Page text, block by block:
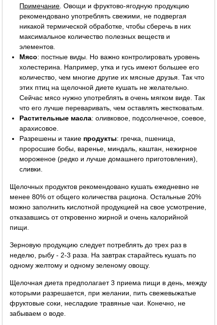
Примечание . Овощи и фруктово-ягодную продукцию
рекомендовано употреблять свежими, не подвергая
никакой термической обработке, чтобы сберечь в них
максимальное количество полезных веществ и
элементов.
Мясо: постные виды. Но важно контролировать уровень
холестерина. Например, утка и гусь имеют большее его
количество, чем многие другие их мясные друзья. Так что
этих птиц на щелочной диете кушать не желательно.
Сейчас мясо нужно употреблять в очень мягком виде. Так
что его лучше переваривать, чем оставлять жестковатым.
Растительные масла: оливковое, подсолнечное, соевое,
арахисовое.
Разрешены и такие продукты: гречка, пшеница,
проросшие бобы, варенье, миндаль, каштан, нежирное
мороженое (редко и лучше домашнего приготовления),
сливки.
Щелочных продуктов рекомендовано кушать ежедневно не
менее 80% от общего количества рациона. Остальные 20%
можно заполнить кислотной продукцией на свое усмотрение,
отказавшись от откровенно жирной и очень калорийной
пищи.
Зерновую продукцию следует потреблять до трех раз в
неделю, рыбу - 2-3 раза. На завтрак старайтесь кушать по
одному желтому и одному зеленому овощу.
Щелочная диета предполагает 3 приема пищи в день, между
которыми разрешается, при желании, пить свежевыжатые
фруктовые соки, несладкие травяные чаи. Конечно, не
забываем о воде.